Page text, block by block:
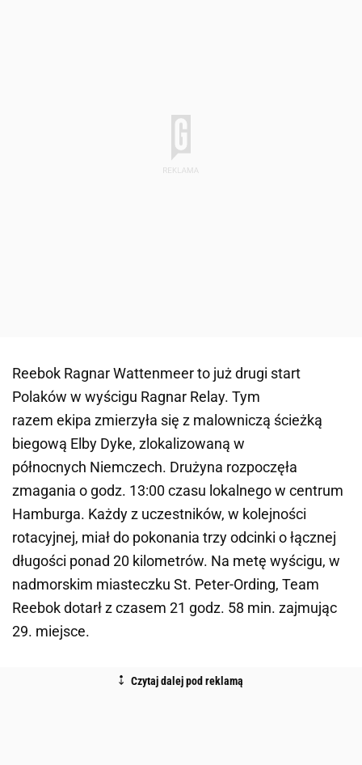
Reebok Ragnar Wattenmeer to już drugi start
Polaków w wyścigu Ragnar Relay. Tym
razem ekipa zmierzyła się z malowniczą ścieżką
biegową Elby Dyke, zlokalizowaną w
północnych Niemczech. Drużyna rozpoczęła
zmagania o godz. 13:00 czasu lokalnego w centrum
Hamburga. Każdy z uczestników, w kolejności
rotacyjnej, miał do pokonania trzy odcinki o łącznej
długości ponad 20 kilometrów. Na metę wyścigu, w
nadmorskim miasteczku St. Peter-Ording, Team
Reebok dotarł z czasem 21 godz. 58 min. zajmując
29. miejsce.